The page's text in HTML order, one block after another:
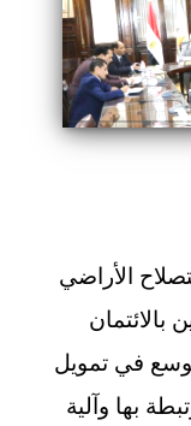
الأراضي
في تمويل
بها وآلية